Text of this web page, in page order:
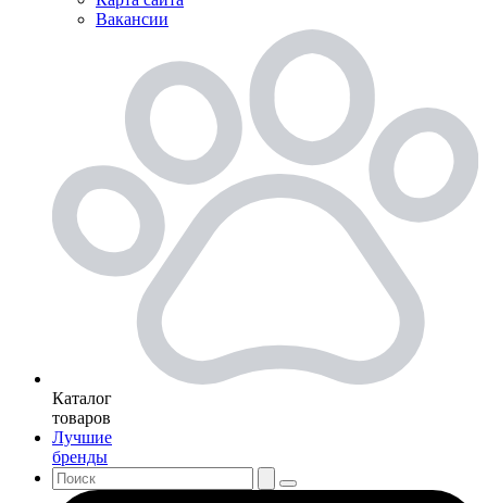
Вакансии
Каталог
товаров
Лучшие
бренды